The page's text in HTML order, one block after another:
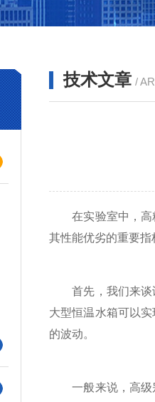
技术文章 /
在实验室中，高
其性能优劣的重要指
首先，我们来谈谈
大型恒温水箱可以
的波动。
一般来说，高级别